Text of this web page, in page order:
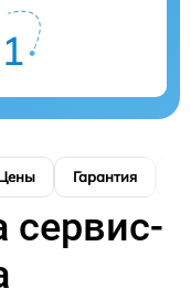
Гарантия